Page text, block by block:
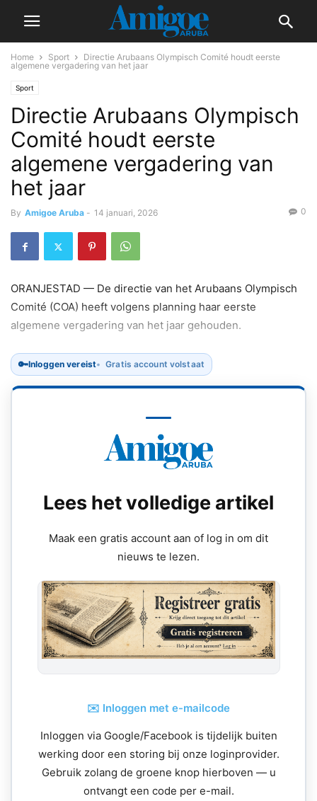
Home Sport
Directie Arubaans Olympisch Comité houdt eerste
algemene vergadering van het jaar
Sport
Directie Arubaans Olympisch
Comité houdt eerste
algemene vergadering van
het jaar
By Amigoe Aruba - 14 januari, 2026 0
ORANJESTAD — De directie van het Arubaans Olympisch
Comité (COA) heeft volgens planning haar eerste
algemene vergadering van het jaar gehouden.
🔑Inloggen vereist Gratis account volstaat
Lees het volledige artikel
Maak een gratis account aan of log in om dit
nieuws te lezen.
✉️ Inloggen met e-mailcode
Inloggen via Google/Facebook is tijdelijk buiten
werking door een storing bij onze loginprovider.
Gebruik zolang de groene knop hierboven — u
ontvangt een code per e-mail.